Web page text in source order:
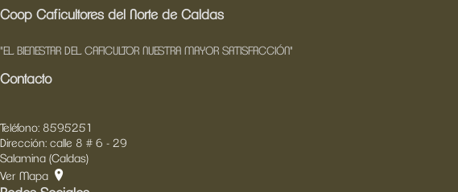
Coop Caficultores del Norte de Caldas
"EL BIENESTAR DEL CAFICULTOR NUESTRA MAYOR SATISFACCIÓN"
Contacto
Teléfono: 8595251
Dirección: calle 8 # 6 - 29
Salamina (Caldas)
Ver Mapa